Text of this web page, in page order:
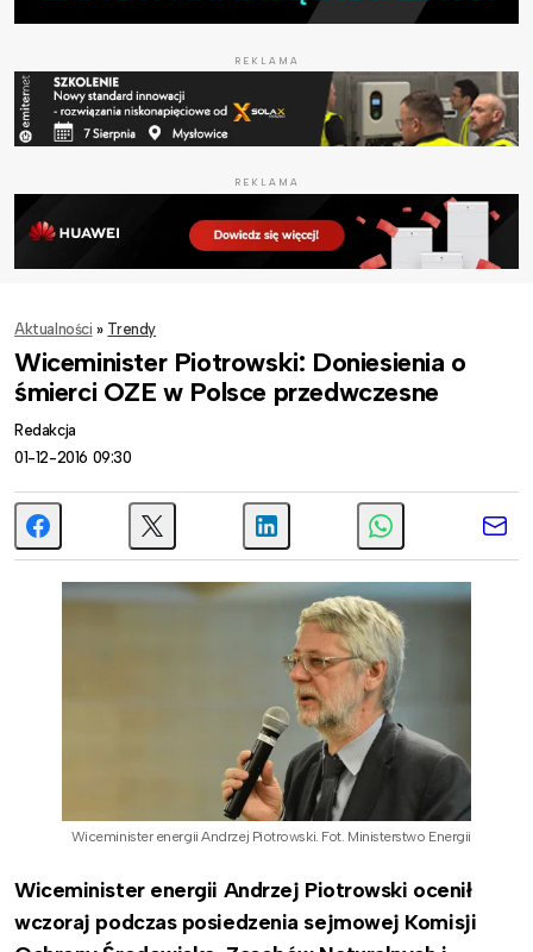
REKLAMA
REKLAMA
Aktualności » Trendy
Wiceminister Piotrowski: Doniesienia o
śmierci OZE w Polsce przedwczesne
Redakcja
01-12-2016 09:30
Wiceminister energii Andrzej Piotrowski. Fot. Ministerstwo Energii
Wiceminister energii Andrzej Piotrowski ocenił
wczoraj podczas posiedzenia sejmowej Komisji